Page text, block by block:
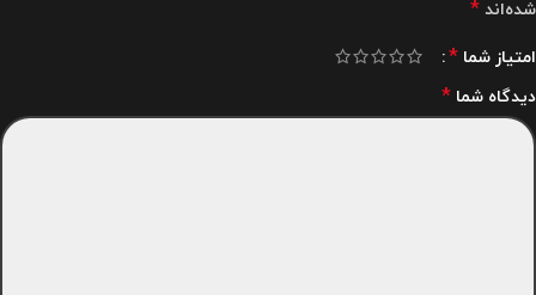
شده‌اند*
امتیاز شما *
دیدگاه شما *